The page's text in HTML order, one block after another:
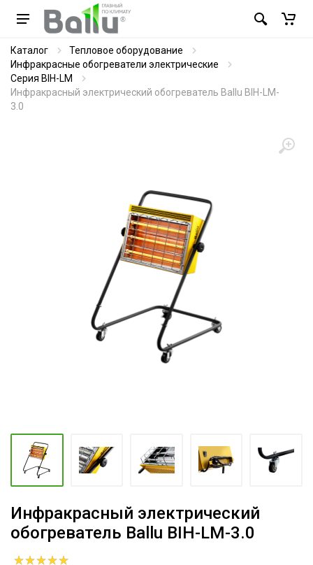
Каталог
Тепловое оборудование
Инфракрасные обогреватели электрические
Серия BIH-LM
Инфракрасный электрический обогреватель Ballu BIH-LM-
3.0
Инфракрасный электрический
обогреватель Ballu BIH-LM-3.0